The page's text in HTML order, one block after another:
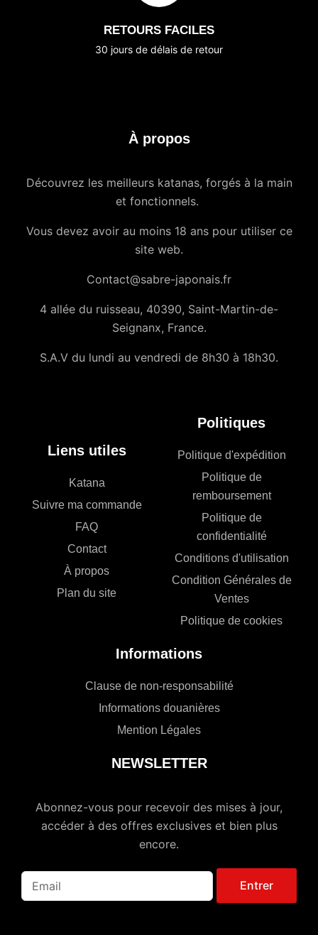
RETOURS FACILES
30 jours de délais de retour
À propos
Découvrez les meilleurs katanas, forgés à la main
et fonctionnels.
Vous devez avoir au moins 18 ans pour utiliser ce
site web.
Contact@sabre-japonais.fr
4 allée du ruisseau, 40390, Saint-Martin-de-
Seignanx, France.
S.A.V du lundi au vendredi de 8h30 à 18h30.
Liens utiles
Katana
Suivre ma commande
FAQ
Contact
À propos
Plan du site
Politiques
Politique d'expédition
Politique de
remboursement
Politique de
confidentialité
Conditions d'utilisation
Condition Générales de
Ventes
Politique de cookies
Informations
Clause de non-responsabilité
Informations douanières
Mention Légales
NEWSLETTER
Abonnez-vous pour recevoir des mises à jour,
accéder à des offres exclusives et bien plus
encore.
Entrer